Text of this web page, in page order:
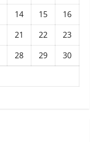
14 15
16
21 22
23
28 29
30